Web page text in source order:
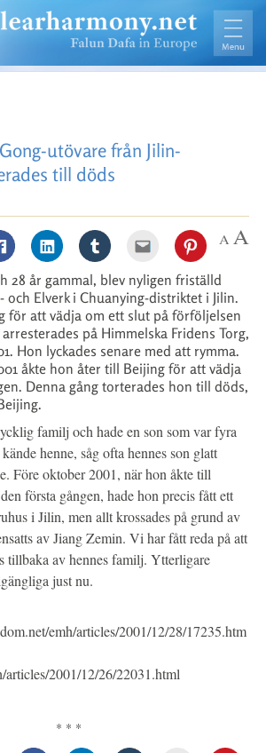
utövare från Jilin-
till döds
28 år gammal, blev nyligen friställd
och Elverk i Chuanying-distriktet i Jilin.
för att vädja om ett slut på förföljelsen
på Himmelska Fridens Torg,
Hon lyckades senare med att rymma.
åkte hon åter till Beijing för att vädja
Denna gång torterades hon till döds,
familj och hade en son som var fyra
henne, såg ofta hennes son glatt
Före oktober 2001, när hon åkte till
första gången, hade hon precis fått ett
i Jilin, men allt krossades på grund av
av Jiang Zemin. Vi har fått reda på att
tillbaka av hennes familj. Ytterligare
just nu.
emh/articles/2001/12/28/17235.htm
2001/12/26/22031.html
* * *